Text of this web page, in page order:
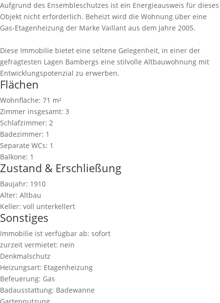
Aufgrund des Ensembleschutzes ist ein Energieausweis für dieses
Objekt nicht erforderlich. Beheizt wird die Wohnung über eine
Gas-Etagenheizung der Marke Vaillant aus dem Jahre 2005.
Diese Immobilie bietet eine seltene Gelegenheit, in einer der
gefragtesten Lagen Bambergs eine stilvolle Altbauwohnung mit
Entwicklungspotenzial zu erwerben.
Flächen
Wohnfläche: 71 m²
Zimmer insgesamt: 3
Schlafzimmer: 2
Badezimmer: 1
Separate WCs: 1
Balkone: 1
Zustand & Erschließung
Baujahr: 1910
Alter: Altbau
Keller: voll unterkellert
Sonstiges
Immobilie ist verfügbar ab: sofort
zurzeit vermietet: nein
Denkmalschutz
Heizungsart: Etagenheizung
Befeuerung: Gas
Badausstattung: Badewanne